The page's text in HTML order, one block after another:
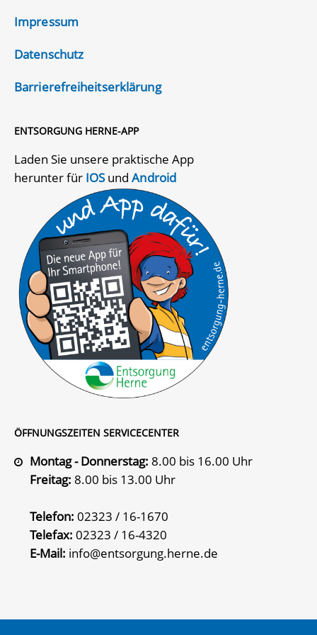
Impressum
Datenschutz
Barrierefreiheitserklärung
ENTSORGUNG HERNE-APP
Laden Sie unsere praktische App
herunter für IOSundAndroid
ÖFFNUNGSZEITEN SERVICECENTER
Montag - Donnerstag: 8.00 bis 16.00 Uhr
Freitag: 8.00 bis 13.00 Uhr
Telefon: 02323 / 16-1670
Telefax: 02323 / 16-4320
E-Mail: info@entsorgung.herne.de